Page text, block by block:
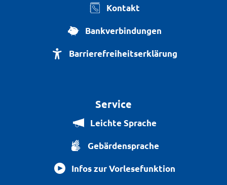
Kontakt
Bankverbindungen
Barrierefreiheitserklärung
Service
Leichte Sprache
Gebärdensprache
Infos zur Vorlesefunktion